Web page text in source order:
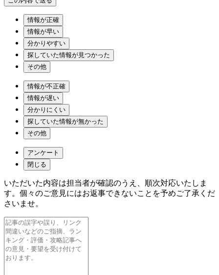
情報が正確
情報が早い
分かりやすい
探していた情報が見つかった
その他
情報が不正確
情報が遅い
分かりにくい
探していた情報が無かった
その他
アンケート
閉じる
いただいた内容は担当者が確認のうえ、順次対応いたしま
す。個々のご意見にはお返事できないことを予めご了承くだ
さいませ。